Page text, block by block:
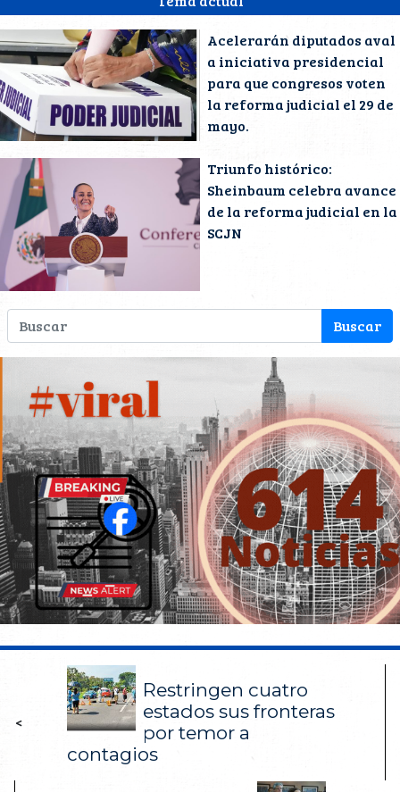
Acelerarán diputados aval
a iniciativa presidencial
para que congresos voten
la reforma judicial el 29 de
mayo.
Triunfo histórico:
Sheinbaum celebra avance
de la reforma judicial en la
SCJN
<
Restringen cuatro
estados sus fronteras
por temor a
contagios